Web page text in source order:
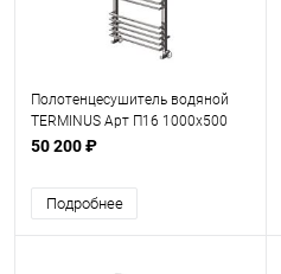
Полотенцесушитель водяной
TERMINUS Арт П16 1000х500
50 200 ₽
Подробнее